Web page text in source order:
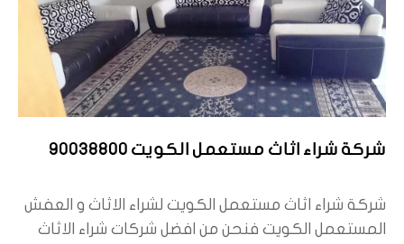
شركة شراء اثاث مستعمل الكويت 90038800
شركة شراء اثاث مستعمل الكويت لشراء الاثاث و العفش
المستعمل الكويت فنحن من افضل شركات شراء الاثاث